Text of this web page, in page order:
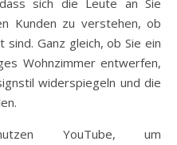
sich die Leute an Sie
Kunden zu verstehen, ob
Ganz gleich, ob Sie ein
Wohnzimmer entwerfen,
widerspiegeln und die
YouTube, um